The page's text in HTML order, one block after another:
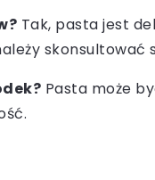
Tak, pasta jest
skonsultować
Pasta może